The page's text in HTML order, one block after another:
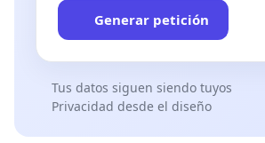
Generar petición
Tus datos siguen siendo tuyos
Privacidad desde el diseño